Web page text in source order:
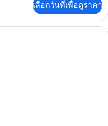
เลือกวันที่เพื่อดูราคา
ห้องลักซ์ชัวรี่สวีท, วิวท่าเรือ | บริเวณนั่